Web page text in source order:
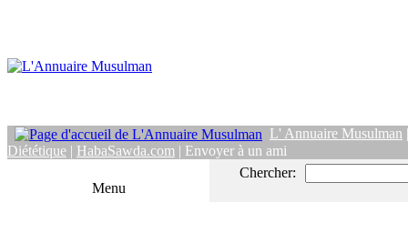
L' Annuaire Musulman
Diététique | HabaSawda.com | Envoyer à un ami
Menu
Chercher: